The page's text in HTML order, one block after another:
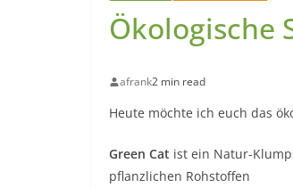
Ökologische
afrank2 min read
Heute möchte ich euch das
Green Cat ist ein Natur-
pflanzlichen Rohstoffen